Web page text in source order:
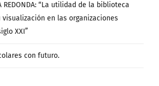
REDONDA: “La utilidad de la biblioteca
visualización en las organizaciones
XXI”
con futuro.